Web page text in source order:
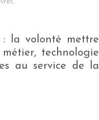
: la volonté mettre
technologie
au service de la